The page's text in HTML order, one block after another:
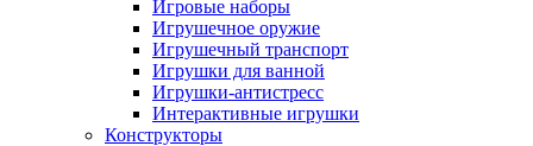
Игровые наборы
Игрушечное оружие
Игрушечный транспорт
Игрушки для ванной
Игрушки-антистресс
Интерактивные игрушки
Конструкторы